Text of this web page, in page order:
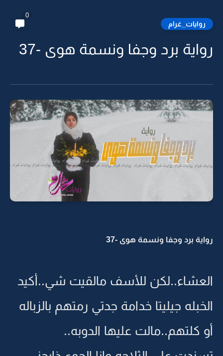
روايات_غرام
0
رواية برد وجفا ونسمة هوى -37
رواية برد وجفا ونسمة هوى -37
العشاء..لكن للأسف مالقيت شي..أكيد
الخبله جيليتا خدامة جدتي رمتهم بالزباله
أو كلتهم..مالت عليها الدوبه..